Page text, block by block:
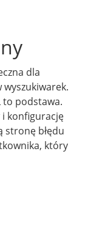
dla
to podstawa.
konfigurację
stronę błędu
który